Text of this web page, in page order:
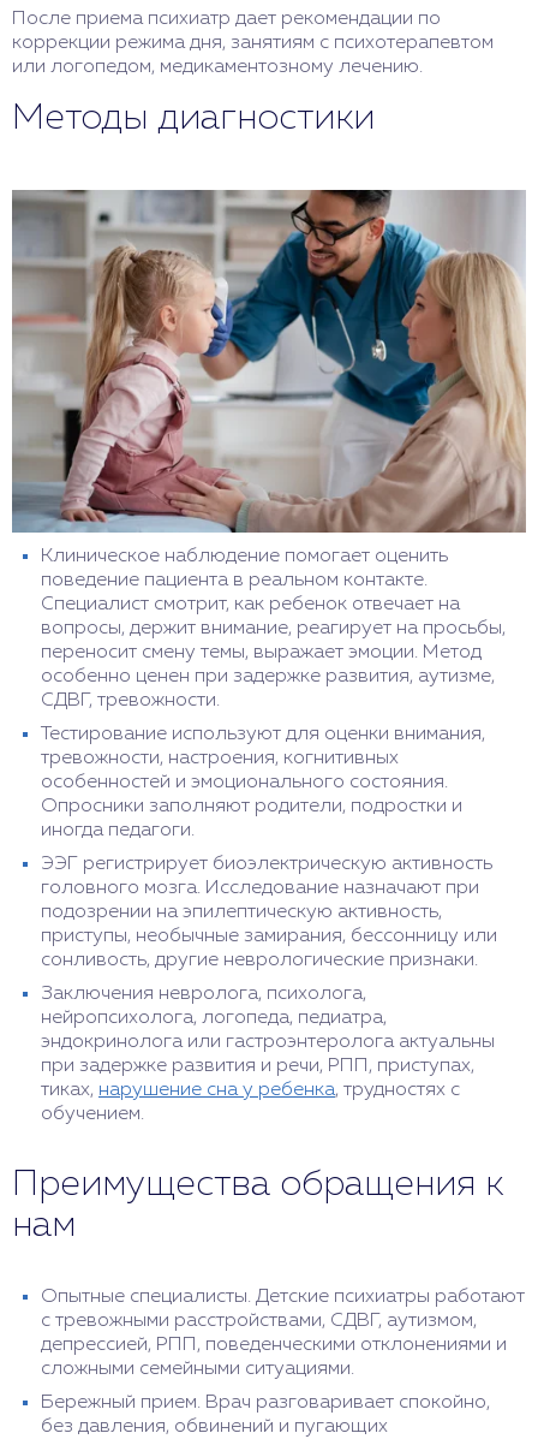
После приема психиатр дает рекомендации по
коррекции режима дня, занятиям с психотерапевтом
или логопедом, медикаментозному лечению.
Методы диагностики
Клиническое наблюдение помогает оценить
поведение пациента в реальном контакте.
Специалист смотрит, как ребенок отвечает на
вопросы, держит внимание, реагирует на просьбы,
переносит смену темы, выражает эмоции. Метод
особенно ценен при задержке развития, аутизме,
СДВГ, тревожности.
Тестирование используют для оценки внимания,
тревожности, настроения, когнитивных
особенностей и эмоционального состояния.
Опросники заполняют родители, подростки и
иногда педагоги.
ЭЭГ регистрирует биоэлектрическую активность
головного мозга. Исследование назначают при
подозрении на эпилептическую активность,
приступы, необычные замирания, бессонницу или
сонливость, другие неврологические признаки.
Заключения невролога, психолога,
нейропсихолога, логопеда, педиатра,
эндокринолога или гастроэнтеролога актуальны
при задержке развития и речи, РПП, приступах,
тиках, нарушение сна у ребенка, трудностях с
обучением.
Преимущества обращения к
нам
Опытные специалисты. Детские психиатры работают
с тревожными расстройствами, СДВГ, аутизмом,
депрессией, РПП, поведенческими отклонениями и
сложными семейными ситуациями.
Бережный прием. Врач разговаривает спокойно,
без давления, обвинений и пугающих